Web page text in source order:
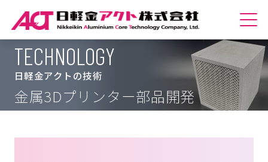
ホームへ
会社紹介
商品紹介
TECHNOLOGY
日軽金アクトの技術
金属3Dプリンター部品開発